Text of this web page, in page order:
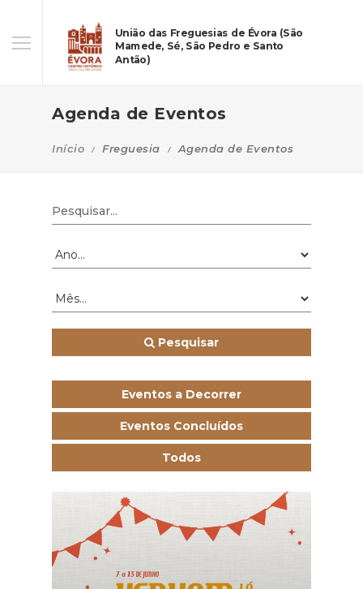
União das Freguesias de Évora (São
Mamede, Sé, São Pedro e Santo
Antão)
Agenda de Eventos
Início Freguesia Agenda de Eventos
Pesquisar
Eventos a Decorrer
Eventos Concluídos
Todos